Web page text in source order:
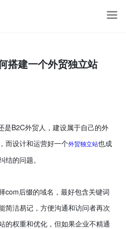
搭建一个外贸独立站
是B2C外贸人，建设属于自己的外
而设计和运营好一个外贸独立站也成
结的问题。
com后缀的域名，最好包含关键词
简洁易记，方便沟通和访问者再次
的权重和优化，但如果企业不精通